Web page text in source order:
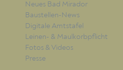
Neues Bad Mirador
Baustellen-News
Digitale Amtstafel
Leinen- & Maulkorbpflicht
Fotos & Videos
Presse